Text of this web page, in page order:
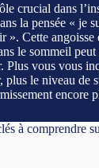
crucial dans
la pensée « je
». Cette angoisse
le sommeil peut
Plus vous vous
plus le niveau de
encore
à comprendre